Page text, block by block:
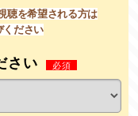
聴を希望される方は
ください
さい